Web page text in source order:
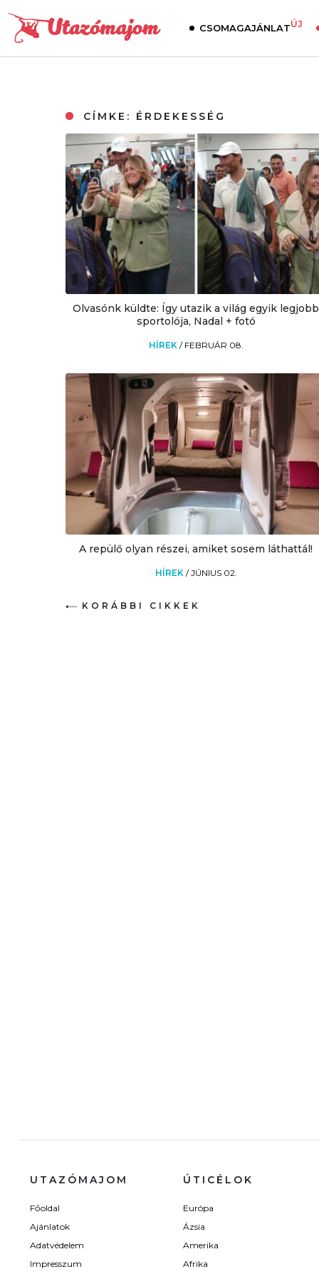
CSOMAGAJÁNLATÚJ
CÍMKE: ÉRDEKESSÉG
Olvasónk küldte: Így utazik a világ egyik legjobb
sportolója, Nadal + fotó
HÍREK / FEBRUÁR 08.
A repülő olyan részei, amiket sosem láthattál!
HÍREK /JÚNIUS 02.
KORÁBBI CIKKEK
UTAZÓMAJOM
Főoldal
Ajánlatok
Adatvédelem
Impresszum
ÚTICÉLOK
Európa
Ázsia
Amerika
Afrika